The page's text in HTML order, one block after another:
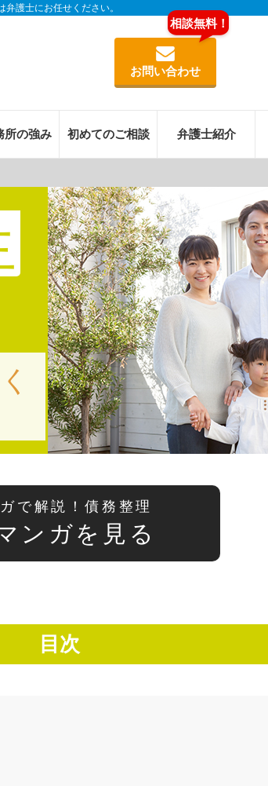
護士にお任せください。
お問い合わせ
所の強み 初めてのご相談 弁護士紹介
で解説！債務整理
ンガを見る
目次